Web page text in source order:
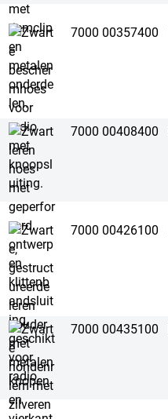
7000 00357400
7000 00408400
7000 00426100
7000 00435100